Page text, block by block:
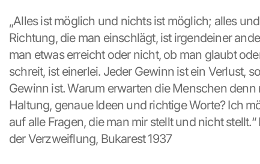
„Alles ist möglich und nichts ist möglich; alles
Richtung, die man einschlägt, ist irgendeiner
man etwas erreicht oder nicht, ob man glaubt
schreit, ist einerlei. Jeder Gewinn ist ein Verlust,
Gewinn ist. Warum erwarten die Menschen
Haltung, genaue Ideen und richtige Worte? Ich
auf alle Fragen, die man mir stellt und nicht
der Verzweiflung, Bukarest 1937